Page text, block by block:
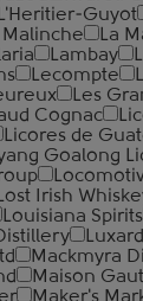
L'Heritier-Guyot
Malinche
La
Lambay
Lecompte
Les
Cognac
Licores de
Goalong
Lost Irish
Louisiana Spirits
Mackmyra
Maison